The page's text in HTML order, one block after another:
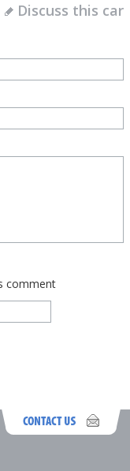
Discuss this car
comment